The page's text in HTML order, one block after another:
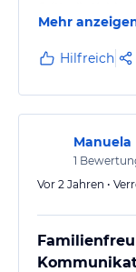
Bad unter dem
gefüllten
hofgemachten
Joghurt. Viele
Sehr
Mehr
Hilfreich
Manuela
1
Vor 2 Jahren •